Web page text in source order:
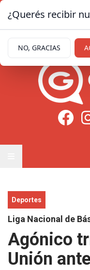
Deportes
Liga Nacional de
Agónico
Unión
¿Querés recibir
NO, GRACIAS